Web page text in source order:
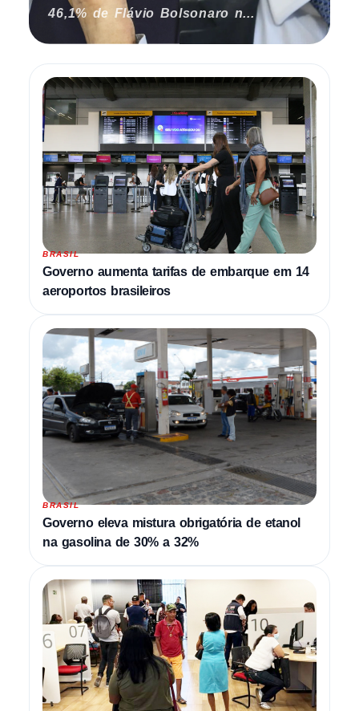
46,1% de Flávio Bolsonaro n...
BRASIL
Governo aumenta tarifas de embarque em 14
aeroportos brasileiros
BRASIL
Governo eleva mistura obrigatória de etanol
na gasolina de 30% a 32%